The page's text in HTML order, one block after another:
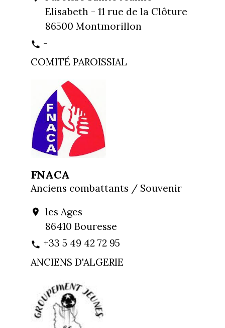
Elisabeth - 11 rue de la Clôture
86500 Montmorillon
phone -
COMITÉ PAROISSIAL
FNACA
Anciens combattants / Souvenir
location_on
les Ages
86410 Bouresse
phone +33 5 49 42 72 95
ANCIENS D'ALGERIE